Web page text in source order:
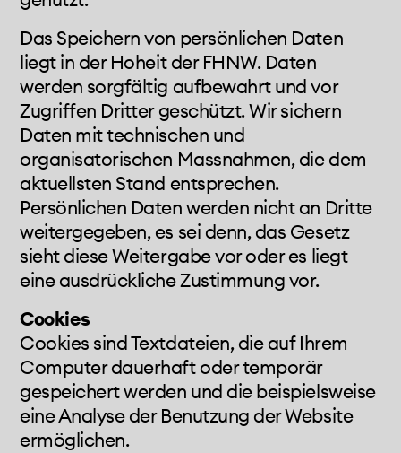
kontakt
Das Speichern von persönlichen Daten
liegt in der Hoheit der FHNW. Daten
werden sorgfältig aufbewahrt und vor
Zugriffen Dritter geschützt. Wir sichern
Daten mit technischen und
organisatorischen Massnahmen, die dem
aktuellsten Stand entsprechen.
Persönlichen Daten werden nicht an Dritte
weitergegeben, es sei denn, das Gesetz
sieht diese Weitergabe vor oder es liegt
eine ausdrückliche Zustimmung vor.
Cookies
Cookies sind Textdateien, die auf Ihrem
Computer dauerhaft oder temporär
gespeichert werden und die beispielsweise
eine Analyse der Benutzung der Website
ermöglichen.